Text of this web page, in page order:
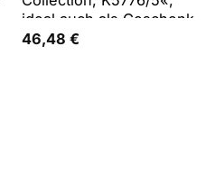
ideal auch als Geschenk
46,48 €